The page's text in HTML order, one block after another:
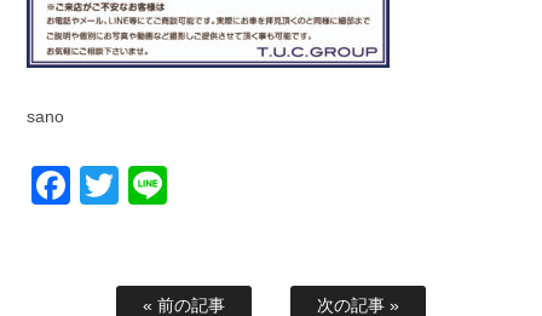
sano
Facebook
Twitter
« 前の記事 次の記事 »